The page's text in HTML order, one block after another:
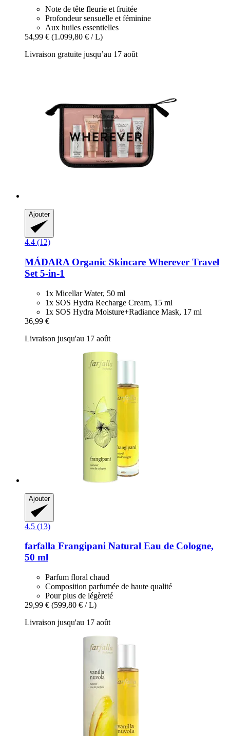
Note de tête fleurie et fruitée
Profondeur sensuelle et féminine
Aux huiles essentielles
54,99 € (1.099,80 € / L)
Livraison gratuite jusqu’au 17 août
Ajouter
4.4 (12)
MÁDARA Organic Skincare Wherever Travel
Set 5-​in-​1
1x Micellar Water, 50 ml
1x SOS Hydra Recharge Cream, 15 ml
1x SOS Hydra Moisture+Radiance Mask, 17 ml
36,99 €
Livraison jusqu'au 17 août
Ajouter
4.5 (13)
farfalla Frangipani Natural Eau de Cologne,
50 ml
Parfum floral chaud
Composition parfumée de haute qualité
Pour plus de légèreté
29,99 € (599,80 € / L)
Livraison jusqu'au 17 août